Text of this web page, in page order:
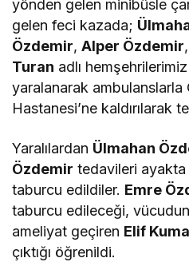
yönden gelen minibüsle
gelen feci kazada;
Özdemir,Alper Özdemir,
Turan adlı
yaralanarak ambulanslarla
Hastanesi’ne kaldırılarak
Yaralılardan Ülmahan
Özdemir tedavileri ayakta
taburcu edildiler. Emre
taburcu edileceği,
ameliyat geçiren Elif
çıktığı öğrenildi.